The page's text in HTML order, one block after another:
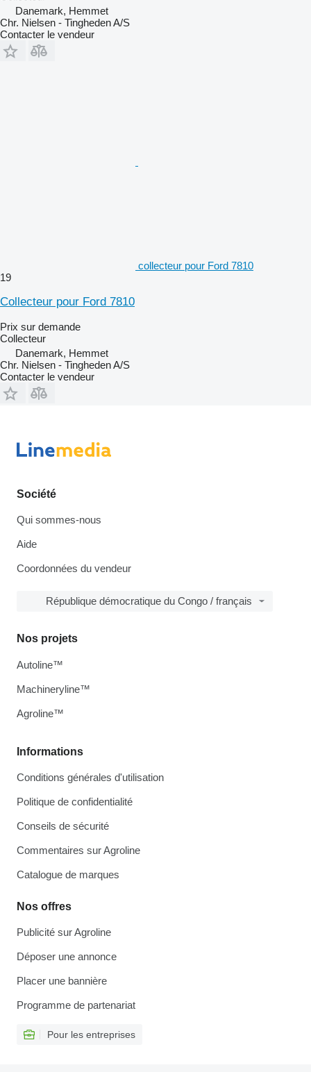
Danemark, Hemmet
Chr. Nielsen - Tingheden A/S
Contacter le vendeur
collecteur pour Ford 7810
19
Collecteur pour Ford 7810
Prix sur demande
Collecteur
Danemark, Hemmet
Chr. Nielsen - Tingheden A/S
Contacter le vendeur
Société
Qui sommes-nous
Aide
Coordonnées du vendeur
République démocratique du Congo / français
Informations
Conditions générales d'utilisation
Politique de confidentialité
Conseils de sécurité
Commentaires sur Agroline
Catalogue de marques
Nos offres
Publicité sur Agroline
Déposer une annonce
Placer une bannière
Programme de partenariat
Pour les entreprises
Nos projets
Autoline™
Machineryline™
Agroline™